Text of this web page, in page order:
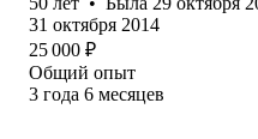
31 октября 2014
25 000 ₽
Общий опыт
3 года 6 месяцев